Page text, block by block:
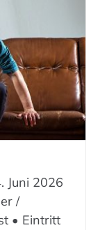
Juni 2026
/
• Eintritt